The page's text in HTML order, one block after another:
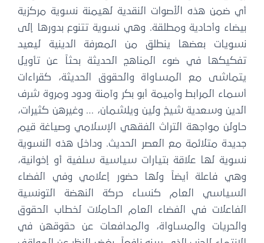
أي ضمن هذه الأصوات النقدية لهيمنة نسوية مركزية
بيضاء وأحادية ومطلقة. وهي نسوية تتنوع بدورها إلى
نسويات بعضها ينطلق من المعرفة الدينية ليعيد
تفكيكها في ضوء المناهج الحديثة بحثاً عن تأويل
يتماشى مع المساواة والحقوق الحديثة، كقراءات
أسماء المرابط وأميمة أبو بكر وآمنة ودود ومروة شرف
الدين وسعدية شيخ ولين ويلشمان، … وغيرهن كثيرات،
حاولن مواجهة التراث الفقهي الإسلامي وصياغة قيم
جديدة متلائمة مع العصر الحديث. وداخل هذه النسوية
نسوية لها علاقة بتيارات سياسية سلفية أو إخوانية،
وهي فاعلة أيضاً ولها حضور إعلامي وفي الفضاء
السياسي العام كنساء حركة النهضة التونسية
الفاعلات في الفضاء العام الحاملات لخطاب الحقوق
والحريات والمساواة، والمدافعات عن حقوقهن في